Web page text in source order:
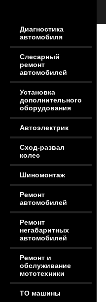
Диагностика
автомобиля
Слесарный
ремонт
автомобилей
Установка
дополнительного
оборудования
Автоэлектрик
Сход-развал
колес
Шиномонтаж
Ремонт
автомобилей
Ремонт
негабаритных
автомобилей
Ремонт и
обслуживание
мототехники
ТО машины